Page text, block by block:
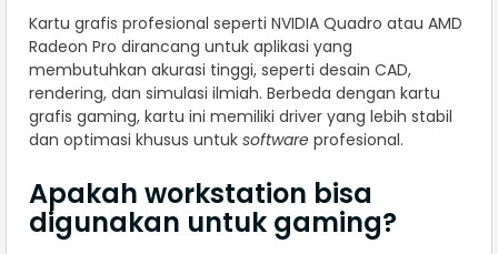
Kartu grafis profesional seperti NVIDIA Quadro atau AMD
Radeon Pro dirancang untuk aplikasi yang
membutuhkan akurasi tinggi, seperti desain CAD,
rendering, dan simulasi ilmiah. Berbeda dengan kartu
grafis gaming, kartu ini memiliki driver yang lebih stabil
dan optimasi khusus untuk software profesional.
Apakah workstation bisa
digunakan untuk gaming?